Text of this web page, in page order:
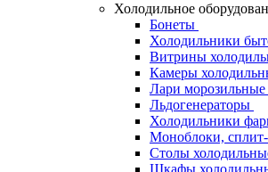
Холодильное
Бонеты
Холодильники
Витрины
Камеры
Лари морозильные
Льдогенераторы
Холодильники
Моноблоки,
Столы
Шкафы